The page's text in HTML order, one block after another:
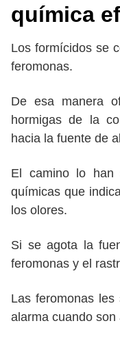
química
Los formícidos se
feromonas.
De esa manera
hormigas de la
hacia la fuente de
El camino lo han
químicas que
los olores.
Si se agota la
feromonas y el
Las feromonas
alarma cuando son